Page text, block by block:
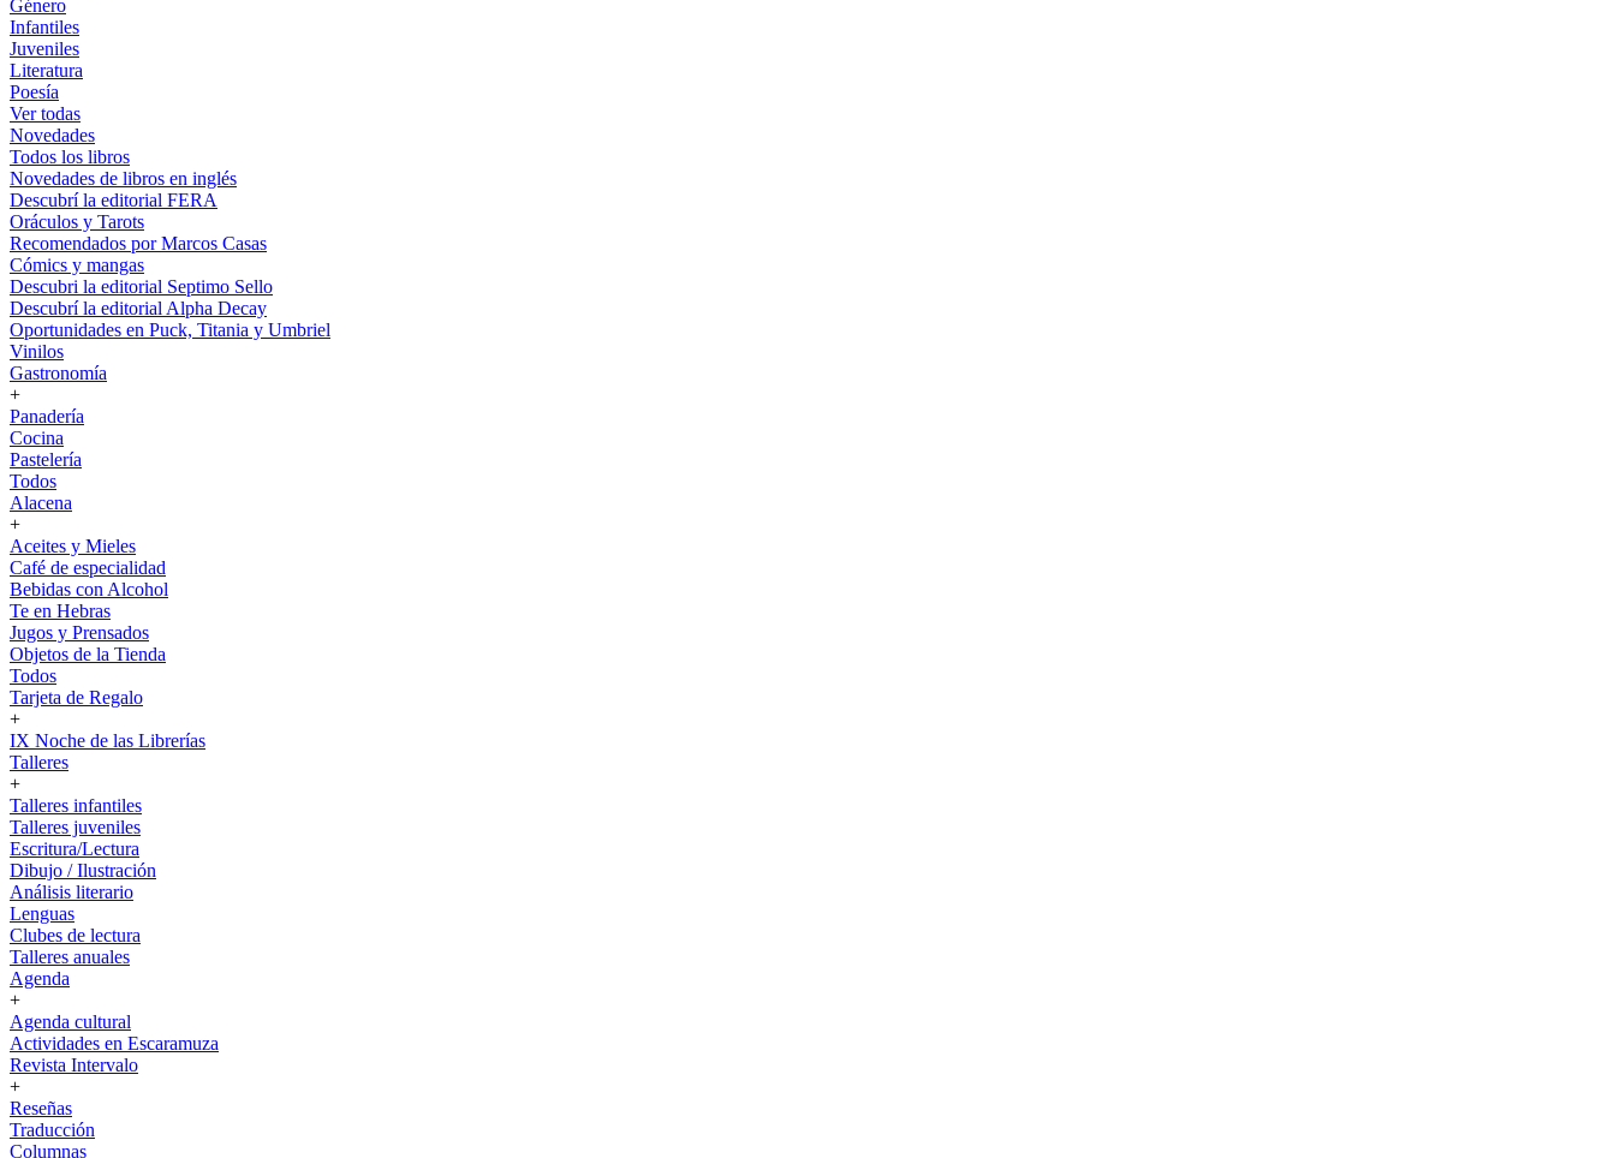
Género
Infantiles
Juveniles
Literatura
Poesía
Ver todas
Novedades
Todos los libros
Novedades de libros en inglés
Descubrí la editorial FERA
Oráculos y Tarots
Recomendados por Marcos Casas
Cómics y mangas
Descubri la editorial Septimo Sello
Descubrí la editorial Alpha Decay
Oportunidades en Puck, Titania y Umbriel
Vinilos
Gastronomía
+
Panadería
Cocina
Pastelería
Todos
Alacena
+
Aceites y Mieles
Café de especialidad
Bebidas con Alcohol
Te en Hebras
Jugos y Prensados
Objetos de la Tienda
Todos
Tarjeta de Regalo
+
IX Noche de las Librerías
Talleres
+
Talleres infantiles
Talleres juveniles
Escritura/Lectura
Dibujo / Ilustración
Análisis literario
Lenguas
Clubes de lectura
Talleres anuales
Agenda
+
Agenda cultural
Actividades en Escaramuza
Revista Intervalo
+
Reseñas
Traducción
Columnas